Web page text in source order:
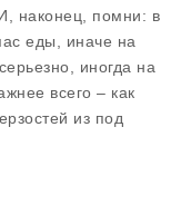
наконец, помни: в
еды, иначе на
иногда на
всего – как
из под